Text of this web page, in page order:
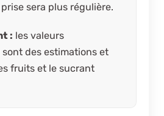
sera plus régulière.
: les valeurs
des estimations et
fruits et le sucrant